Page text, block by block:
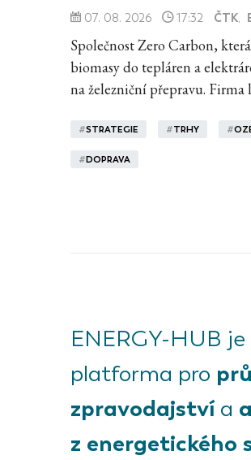
07. 08. 2026 17:32 ČTK,
Společnost Zero Carbon,
biomasy do tepláren a
na železniční přepravu. Firma
#STRATEGIE #TRHY #
#DOPRAVA
ENERGY-HUB
platforma pro
zpravodajstvía
z energetického